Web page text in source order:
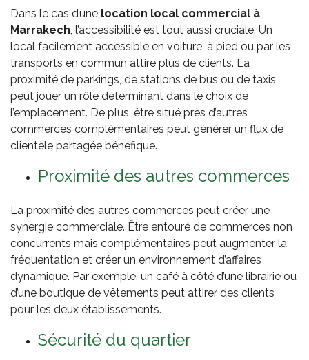
Dans le cas d’une location local commercial à
Marrakech, l’accessibilité est tout aussi cruciale. Un
local facilement accessible en voiture, à pied ou par les
transports en commun attire plus de clients. La
proximité de parkings, de stations de bus ou de taxis
peut jouer un rôle déterminant dans le choix de
l’emplacement. De plus, être situé près d’autres
commerces complémentaires peut générer un flux de
clientèle partagée bénéfique.
Proximité des autres commerces
La proximité des autres commerces peut créer une
synergie commerciale. Être entouré de commerces non
concurrents mais complémentaires peut augmenter la
fréquentation et créer un environnement d’affaires
dynamique. Par exemple, un café à côté d’une librairie ou
d’une boutique de vêtements peut attirer des clients
pour les deux établissements.
Sécurité du quartier